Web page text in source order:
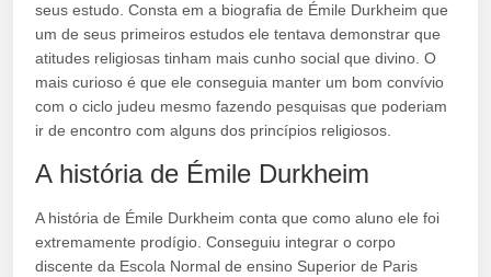
seus estudo. Consta em a biografia de Émile Durkheim que
um de seus primeiros estudos ele tentava demonstrar que
atitudes religiosas tinham mais cunho social que divino. O
mais curioso é que ele conseguia manter um bom convívio
com o ciclo judeu mesmo fazendo pesquisas que poderiam
ir de encontro com alguns dos princípios religiosos.
A história de Émile Durkheim
A história de Émile Durkheim conta que como aluno ele foi
extremamente prodígio. Conseguiu integrar o corpo
discente da Escola Normal de ensino Superior de Paris